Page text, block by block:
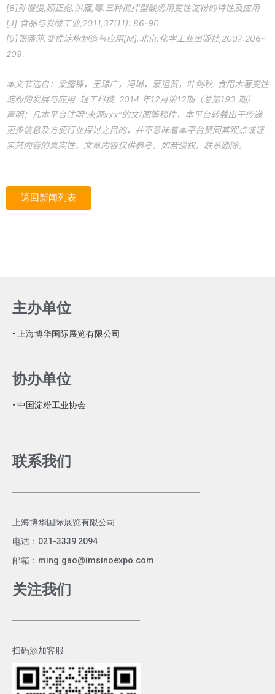
[8]孙慢慢,顾正彪,洪雁,等.三种搅拌型酸奶用变性淀粉的特性及应用
[J].食品与发酵工业,2011,37(11): 86-90.
[9]张燕萍.变性淀粉制造与应用[M].北京:化学工业出版社,2007:206-
209.
本文节选自：梁露锋，玉琼广，冯琳，蒙运赞，叶剑秋. 食用木薯变性
淀粉的发展与应用. 轻工科技. 2014 年12月第12期（总第193 期）
声明：凡本平台注明“来源xxx”的文/图等稿件，本平台转载出于传递
更多信息及方便行业探讨之目的，并不意味着本平台赞同其观点或证
实其内容的真实性，文章内容仅供参考。如若侵权，联系删除。
返回新闻列表
主办单位
• 上海博华国际展览有限公司
协办单位
• 中国淀粉工业协会
联系我们
上海博华国际展览有限公司
电话：021-3339 2094
邮箱：ming.gao@imsinoexpo.com
关注我们
扫码添加客服